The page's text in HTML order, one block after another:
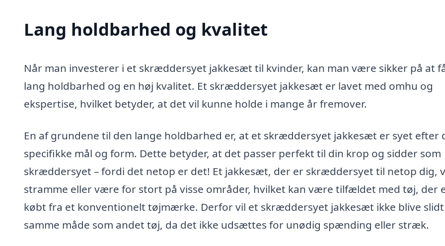
Lang holdbarhed og kvalitet
Når man investerer i et skræddersyet jakkesæt til kvinder, kan man være sikker på at
lang holdbarhed og en høj kvalitet. Et skræddersyet jakkesæt er lavet med omhu og
ekspertise, hvilket betyder, at det vil kunne holde i mange år fremover.
En af grundene til den lange holdbarhed er, at et skræddersyet jakkesæt er syet efter
specifikke mål og form. Dette betyder, at det passer perfekt til din krop og sidder som
skræddersyet – fordi det netop er det! Et jakkesæt, der er skræddersyet til netop dig,
stramme eller være for stort på visse områder, hvilket kan være tilfældet med tøj, der
købt fra et konventionelt tøjmærke. Derfor vil et skræddersyet jakkesæt ikke blive slidt
samme måde som andet tøj, da det ikke udsættes for unødig spænding eller stræk.